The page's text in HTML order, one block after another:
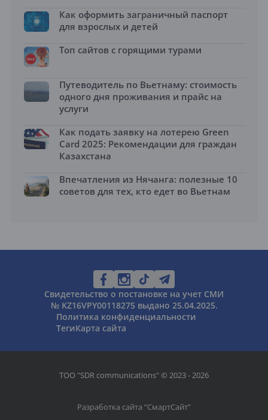
Как оформить заграничный паспорт
для взрослых и детей
Топ сайтов с горящими турами
Путеводитель по Вьетнаму: стоимость
одного дня проживания и прайс на
услуги
Как подать заявку на лотерею Green
Card 2025: Рекомендации для граждан
Казахстана
Впечатления из Нячанга: полезные 10
советов для тех, кто едет во Вьетнам
Свидетельство о постановке на учет СМИ
№ KZ16VPY00118275 выдано 25.04.2025.
Политика конфиденциальности
ТегиКарта сайта
ТОО "SDR communications" © 2023 - 2026
Разработка сайта “СмартСайт”